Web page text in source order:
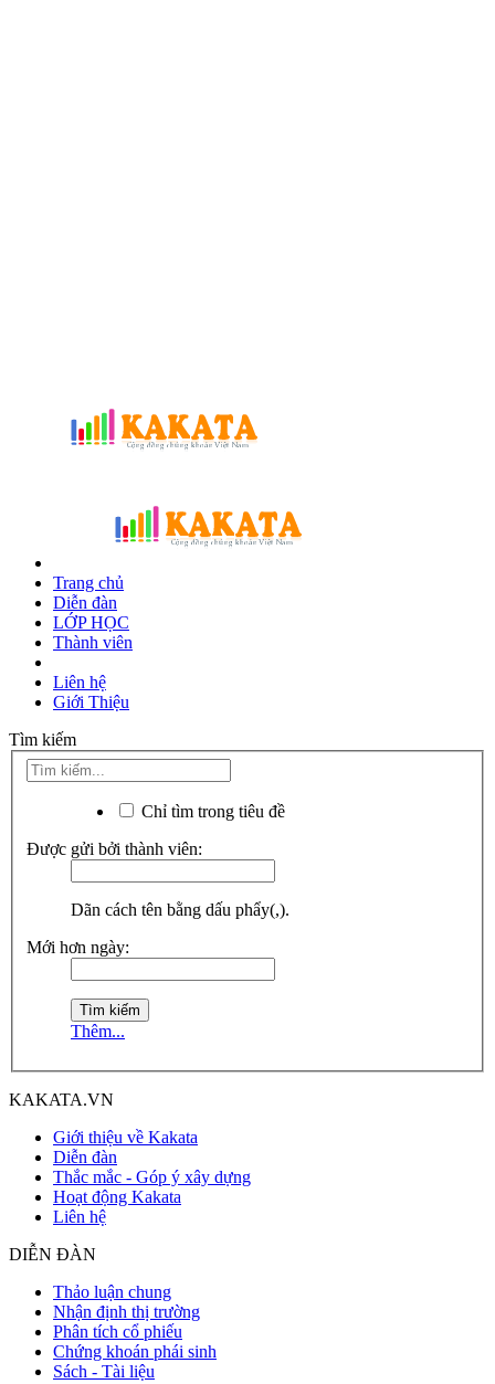
Trang chủ
Diễn đàn
LỚP HỌC
Thành viên
Liên hệ
Giới Thiệu
Tìm kiếm
Chỉ tìm trong tiêu đề
Được gửi bởi thành viên:
Dãn cách tên bằng dấu phẩy(,).
Mới hơn ngày:
Thêm...
KAKATA.VN
Giới thiệu về Kakata
Diễn đàn
Thắc mắc - Góp ý xây dựng
Hoạt động Kakata
Liên hệ
DIỄN ĐÀN
Thảo luận chung
Nhận định thị trường
Phân tích cổ phiếu
Chứng khoán phái sinh
Sách - Tài liệu